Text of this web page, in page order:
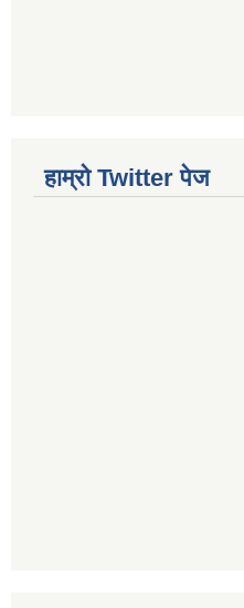
हाम्रो Twitter पेज